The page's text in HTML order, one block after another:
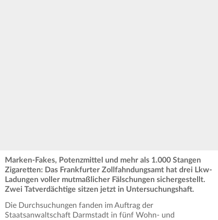
Marken-Fakes, Potenzmittel und mehr als 1.000 Stangen
Zigaretten: Das Frankfurter Zollfahndungsamt hat drei Lkw-
Ladungen voller mutmaßlicher Fälschungen sichergestellt.
Zwei Tatverdächtige sitzen jetzt in Untersuchungshaft.
Die Durchsuchungen fanden im Auftrag der
Staatsanwaltschaft Darmstadt in fünf Wohn- und